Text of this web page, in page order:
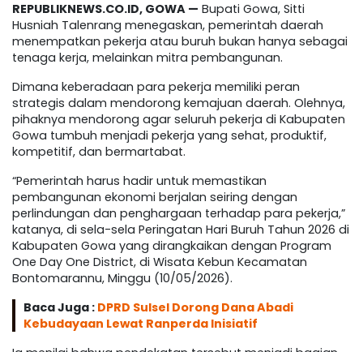
REPUBLIKNEWS.CO.ID, GOWA — Bupati Gowa, Sitti
Husniah Talenrang menegaskan, pemerintah daerah
menempatkan pekerja atau buruh bukan hanya sebagai
tenaga kerja, melainkan mitra pembangunan.
Dimana keberadaan para pekerja memiliki peran
strategis dalam mendorong kemajuan daerah. Olehnya,
pihaknya mendorong agar seluruh pekerja di Kabupaten
Gowa tumbuh menjadi pekerja yang sehat, produktif,
kompetitif, dan bermartabat.
“Pemerintah harus hadir untuk memastikan
pembangunan ekonomi berjalan seiring dengan
perlindungan dan penghargaan terhadap para pekerja,”
katanya, di sela-sela Peringatan Hari Buruh Tahun 2026 di
Kabupaten Gowa yang dirangkaikan dengan Program
One Day One District, di Wisata Kebun Kecamatan
Bontomarannu, Minggu (10/05/2026).
Baca Juga : DPRD Sulsel Dorong Dana Abadi
Kebudayaan Lewat Ranperda Inisiatif